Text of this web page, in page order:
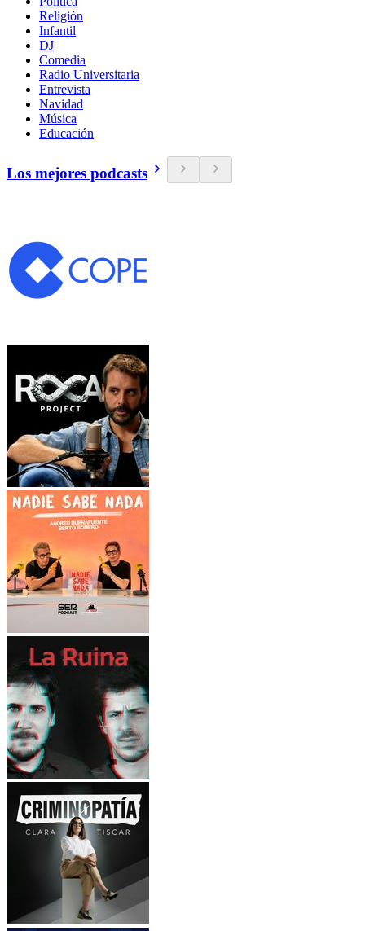
Religión
Infantil
DJ
Comedia
Radio Universitaria
Entrevista
Navidad
Música
Educación
Los mejores podcasts